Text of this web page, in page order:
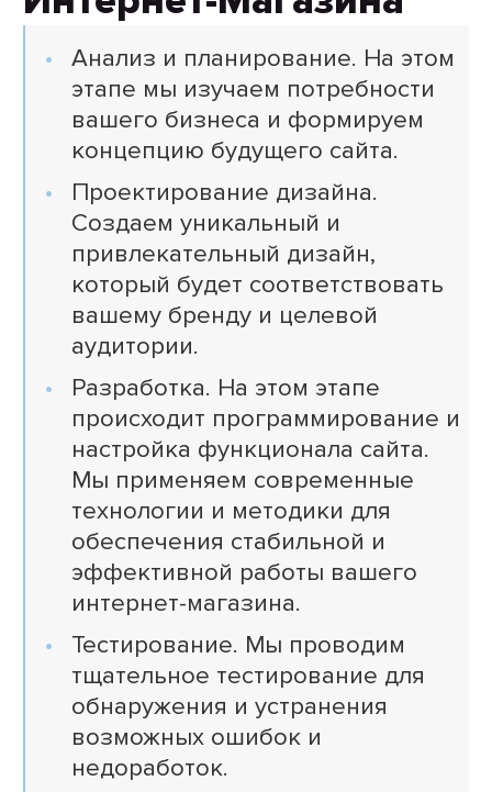
Анализ и планирование. На этом
этапе мы изучаем потребности
вашего бизнеса и формируем
концепцию будущего сайта.
Проектирование дизайна.
Создаем уникальный и
привлекательный дизайн,
который будет соответствовать
вашему бренду и целевой
аудитории.
Разработка. На этом этапе
происходит программирование и
настройка функционала сайта.
Мы применяем современные
технологии и методики для
обеспечения стабильной и
эффективной работы вашего
интернет-магазина.
Тестирование. Мы проводим
тщательное тестирование для
обнаружения и устранения
возможных ошибок и
недоработок.